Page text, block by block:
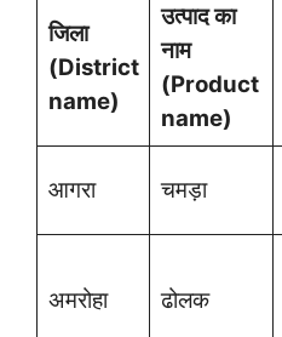
जिला
(District
name)
उत्पाद का
नाम
(Product
name)
आगरा चमड़ा
अमरोहा ढोलक